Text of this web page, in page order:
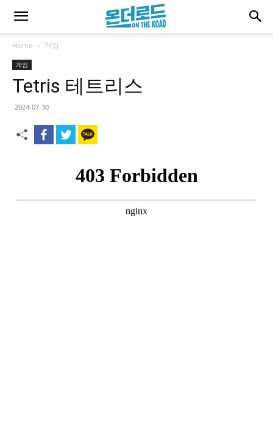
Home 게임
게임
Tetris 테트리스
2024-07-30